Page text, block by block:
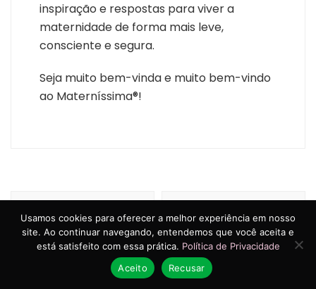
inspiração e respostas para viver a
maternidade de forma mais leve,
consciente e segura.
Seja muito bem-vinda e muito bem-vindo
ao Materníssima®!
Navegação
de
post
Artigo anterior
Tosse persistente no
bebê pode ser
Próximo artigo
Escarlatina: por que
tanta gente
desconhece essa
Usamos cookies para oferecer a melhor experiência em nosso
site. Ao continuar navegando, entendemos que você aceita e
está satisfeito com essa prática. Política de Privacidade
Aceito
Recusar